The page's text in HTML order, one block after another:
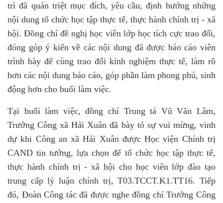
trì đã quán triệt mục đích, yêu cầu, định hướng những
nội dung tổ chức học tập thực tế, thực hành chính trị - xã
hội. Đồng chí đề nghị học viên lớp học tích cực trao đổi,
đóng góp ý kiến về các nội dung đã được báo cáo viên
trình bày để cùng trao đổi kinh nghiệm thực tế, làm rõ
hơn các nội dung báo cáo, góp phần làm phong phú, sinh
động hơn cho buổi làm việc.
Tại buổi làm việc, đồng chí Trung tá Vũ Văn Lâm,
Trưởng Công xã Hải Xuân đã bày tỏ sự vui mừng, vinh
dự khi Công an xã Hải Xuân được Học viện Chính trị
CAND tin tưởng, lựa chọn để tổ chức học tập thực tế,
thực hành chính trị - xã hội cho học viên lớp đào tạo
trung cấp lý luận chính trị, T03.TCCT.K1.TT16. Tiếp
đó, Đoàn Công tác đã được nghe đồng chí Trưởng Công